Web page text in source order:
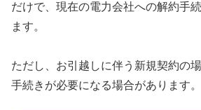
だけで、現在の電力会社への解約手
ます。
ただし、お引越しに伴う新規契約の
手続きが必要になる場合があります。